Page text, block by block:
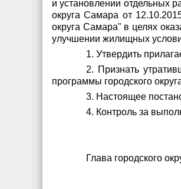
и установлении отдельных
округа Самара от
округа Самара" в целях
улучшении жилищных
1. Утвердить
2. Признать
программы городского
3. Настоящее
4. Контроль за
Глава